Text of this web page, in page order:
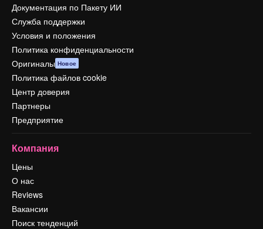
Документация по Пакету ИИ
Служба поддержки
Условия и положения
Политика конфиденциальности
Оригиналы Новое
Политика файлов cookie
Центр доверия
Партнеры
Предприятие
Компания
Цены
О нас
Reviews
Вакансии
Поиск тенденций